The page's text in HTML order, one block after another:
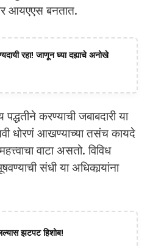
आयएएस बनतात.
रहा! जाणून घ्या दह्याचे अनोखे
करण्याची जबाबदारी या
धोरणं आखण्याच्या तसंच कायदे
वाटा असतो. विविध
संधी या अधिकार्‍यांना
झटपट हिशोब!